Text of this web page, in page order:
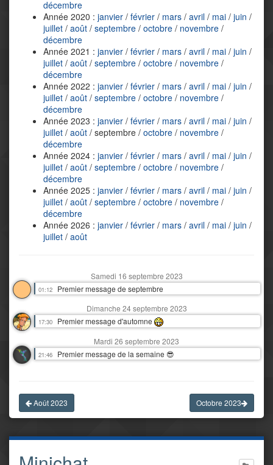
décembre
Année 2020 : janvier / février / mars / avril / mai / juin /
juillet / août / septembre / octobre / novembre /
décembre
Année 2021 : janvier / février / mars / avril / mai / juin /
juillet / août / septembre / octobre / novembre /
décembre
Année 2022 : janvier / février / mars / avril / mai / juin /
juillet / août / septembre / octobre / novembre /
décembre
Année 2023 : janvier / février / mars / avril / mai / juin /
juillet / août / septembre / octobre / novembre /
décembre
Année 2024 : janvier / février / mars / avril / mai / juin /
juillet / août / septembre / octobre / novembre /
décembre
Année 2025 : janvier / février / mars / avril / mai / juin /
juillet / août / septembre / octobre / novembre /
décembre
Année 2026 : janvier / février / mars / avril / mai / juin /
juillet / août
Samedi 16 septembre 2023
01:12
Premier message de septembre
Dimanche 24 septembre 2023
17:30
Premier message d'automne
Mardi 26 septembre 2023
21:46 Premier message de la semaine 😎
Août 2023 Octobre 2023